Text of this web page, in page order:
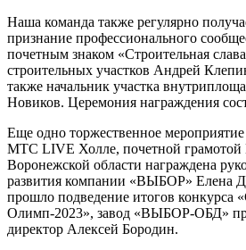
Наша команда также регулярно
признание профессионального
почетным знаком «Строительная
строительных участков Андрей
также начальник участка
Новиков. Церемония награждения
Еще одно торжественное
МТС LIVE Холле, почетной грамотой
Воронежской области награждена
развития компании «ВЫБОР» Елена
прошло подведение итогов конкурса
Олимп-2023», завод «ВЫБОР-ОБД»
директор Алексей Бородин.